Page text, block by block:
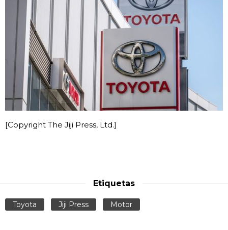
[Copyright The Jiji Press, Ltd.]
Etiquetas
Toyota Jiji Press Motor